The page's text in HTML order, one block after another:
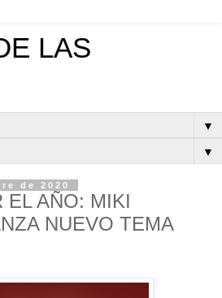
LAS
▼
▼
de 2020
EL AÑO: MIKI
NUEVO TEMA